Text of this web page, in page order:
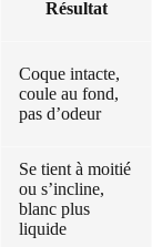
Résultat
Coque intacte,
coule au fond,
pas d’odeur
Se tient à moitié
ou s’incline,
blanc plus
liquide